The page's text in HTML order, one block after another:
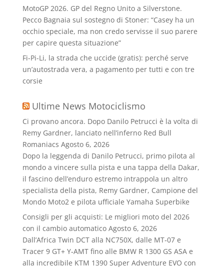
MotoGP 2026. GP del Regno Unito a Silverstone.
Pecco Bagnaia sul sostegno di Stoner: “Casey ha un
occhio speciale, ma non credo servisse il suo parere
per capire questa situazione”
Fi-Pi-Li, la strada che uccide (gratis): perché serve
un’autostrada vera, a pagamento per tutti e con tre
corsie
Ultime News Motociclismo
Ci provano ancora. Dopo Danilo Petrucci è la volta di
Remy Gardner, lanciato nell’inferno Red Bull
Romaniacs Agosto 6, 2026
Dopo la leggenda di Danilo Petrucci, primo pilota al
mondo a vincere sulla pista e una tappa della Dakar,
il fascino dell’enduro estremo intrappola un altro
specialista della pista, Remy Gardner, Campione del
Mondo Moto2 e pilota ufficiale Yamaha Superbike
Consigli per gli acquisti: Le migliori moto del 2026
con il cambio automatico Agosto 6, 2026
Dall’Africa Twin DCT alla NC750X, dalle MT‑07 e
Tracer 9 GT+ Y‑AMT fino alle BMW R 1300 GS ASA e
alla incredibile KTM 1390 Super Adventure EVO con